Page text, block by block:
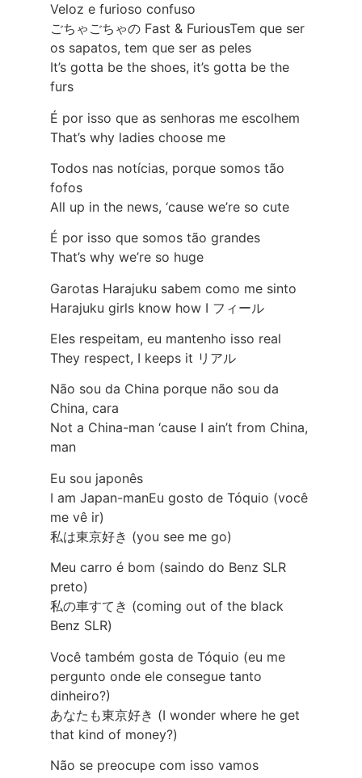
Veloz e furioso confuso
ごちゃごちゃの Fast & FuriousTem que ser
os sapatos, tem que ser as peles
It’s gotta be the shoes, it’s gotta be the
furs
É por isso que as senhoras me escolhem
That’s why ladies choose me
Todos nas notícias, porque somos tão
fofos
All up in the news, ‘cause we’re so cute
É por isso que somos tão grandes
That’s why we’re so huge
Garotas Harajuku sabem como me sinto
Harajuku girls know how I フィール
Eles respeitam, eu mantenho isso real
They respect, I keeps it リアル
Não sou da China porque não sou da
China, cara
Not a China-man ‘cause I ain’t from China,
man
Eu sou japonês
I am Japan-manEu gosto de Tóquio (você
me vê ir)
私は東京好き (you see me go)
Meu carro é bom (saindo do Benz SLR
preto)
私の車すてき (coming out of the black
Benz SLR)
Você também gosta de Tóquio (eu me
pergunto onde ele consegue tanto
dinheiro?)
あなたも東京好き (I wonder where he get
that kind of money?)
Não se preocupe com isso vamos